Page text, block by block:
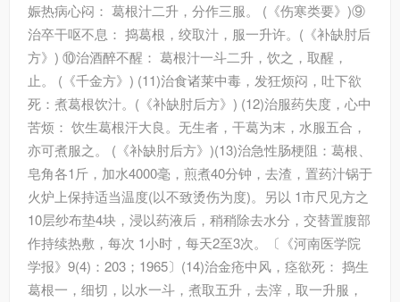
娠热病心闷： 葛根汁二升，分作三服。 (《伤寒类要》)⑨
治卒干呕不息： 捣葛根，绞取汁，服一升许。(《补缺肘后
方》) ⑩治酒醉不醒： 葛根汁一斗二升，饮之，取醒，
止。 (《千金方》) (11)治食诸莱中毒，发狂烦闷，吐下欲
死：煮葛根饮汁。(《补缺肘后方》) (12)治服药失度，心中
苦烦： 饮生葛根汗大良。无生者，干葛为末，水服五合，
亦可煮服之。 (《补缺肘后方》)(13)治急性肠梗阻：葛根、
皂角各1斤，加水4000毫，煎煮40分钟，去渣，置药汁锅于
火炉上保持适当温度(以不致烫伤为度)。另以 1市尺见方之
10层纱布垫4块，浸以药液后，稍稍除去水分，交替置腹部
作持续热敷，每次 1小时，每天2至3次。〔《河南医学院
学报》9(4)：203；1965〕(14)治金疮中风，痉欲死： 捣生
葛根一，细切，以水一斗，煮取五升，去滓，取一升服，